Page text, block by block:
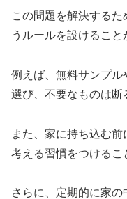
この問題を解決する
うルールを設けること
例えば、無料サンプ
選び、不要なものは断
また、家に持ち込む
考える習慣をつけるこ
さらに、定期的に家